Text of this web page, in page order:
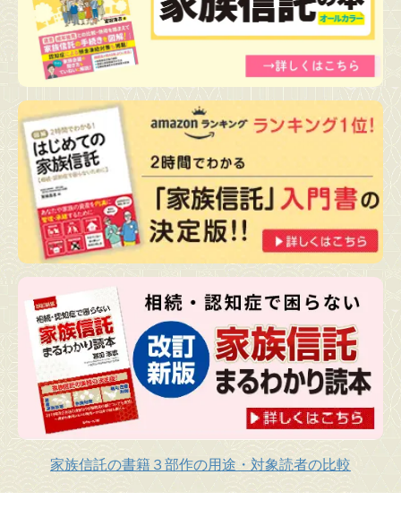
家族信託の書籍３部作の用途・対象読者の比較